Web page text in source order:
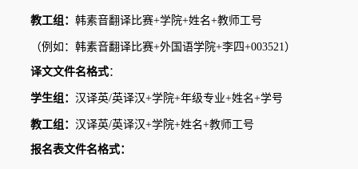
教工组： 韩素音翻译比赛+学院+姓名+教师工号
（例如：韩素音翻译比赛+外国语学院+李四+003521）
译文文件名格式：
学生组： 汉译英/英译汉+学院+年级专业+姓名+学号
教工组： 汉译英/英译汉+学院+姓名+教师工号
报名表文件名格式：